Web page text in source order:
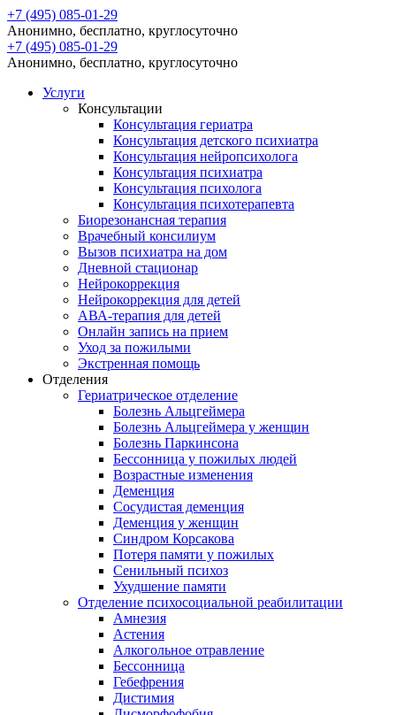
+7 (495) 085-01-29
Анонимно, бесплатно, круглосуточно
+7 (495) 085-01-29
Анонимно, бесплатно, круглосуточно
Услуги
Консультации
Консультация гериатра
Консультация детского психиатра
Консультация нейропсихолога
Консультация психиатра
Консультация психолога
Консультация психотерапевта
Биорезонансная терапия
Врачебный консилиум
Вызов психиатра на дом
Дневной стационар
Нейрокоррекция
Нейрокоррекция для детей
АВА-терапия для детей
Онлайн запись на прием
Уход за пожилыми
Экстренная помощь
Отделения
Гериатрическое отделение
Болезнь Альцгеймера
Болезнь Альцгеймера у женщин
Болезнь Паркинсона
Бессонница у пожилых людей
Возрастные изменения
Деменция
Сосудистая деменция
Деменция у женщин
Синдром Корсакова
Потеря памяти у пожилых
Сенильный психоз
Ухудшение памяти
Отделение психосоциальной реабилитации
Амнезия
Астения
Алкогольное отравление
Бессонница
Гебефрения
Дистимия